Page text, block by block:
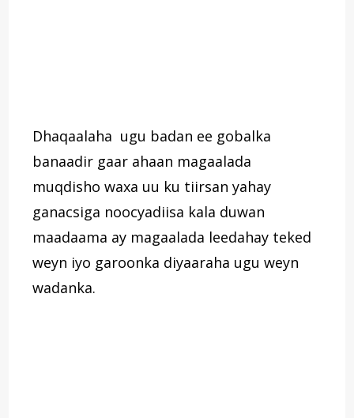
Dhaqaalaha ugu badan ee gobalka
banaadir gaar ahaan magaalada
muqdisho waxa uu ku tiirsan yahay
ganacsiga noocyadiisa kala duwan
maadaama ay magaalada leedahay teked
weyn iyo garoonka diyaaraha ugu weyn
wadanka.